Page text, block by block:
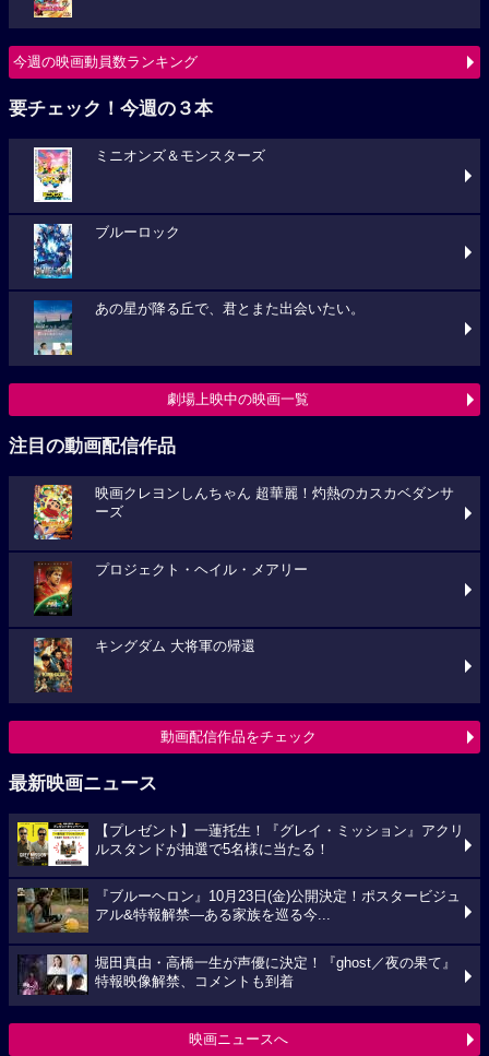
今週の映画動員数ランキング
要チェック！今週の３本
ミニオンズ＆モンスターズ
ブルーロック
あの星が降る丘で、君とまた出会いたい。
劇場上映中の映画一覧
注目の動画配信作品
映画クレヨンしんちゃん 超華麗！灼熱のカスカベダンサ
ーズ
プロジェクト・ヘイル・メアリー
キングダム 大将軍の帰還
動画配信作品をチェック
最新映画ニュース
【プレゼント】一蓮托生！『グレイ・ミッション』アクリ
ルスタンドが抽選で5名様に当たる！
『ブルーヘロン』10月23日(金)公開決定！ポスタービジュ
アル&特報解禁―ある家族を巡る今...
堀田真由・高橋一生が声優に決定！『ghost／夜の果て』
特報映像解禁、コメントも到着
映画ニュースへ